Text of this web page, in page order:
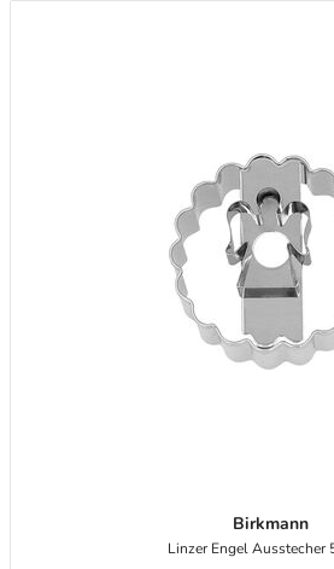
Birkmann
Linzer Engel Ausstecher